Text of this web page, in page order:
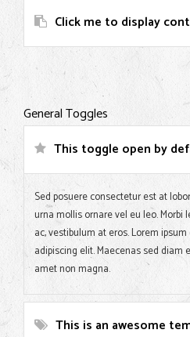
Click me to display
General Toggles
This toggle open by
Sed posuere consectetur est at
urna mollis ornare vel eu leo. Morbi
ac, vestibulum at eros. Lorem
adipiscing elit. Maecenas sed diam
amet non magna.
This is an awesome